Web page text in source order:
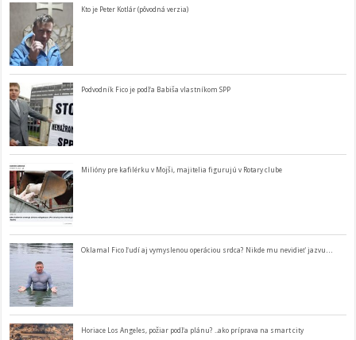
Kto je Peter Kotlár (pôvodná verzia)
Podvodník Fico je podľa Babiša vlastníkom SPP
Milióny pre kafilérku v Mojši, majitelia figurujú v Rotary clube
Oklamal Fico ľudí aj vymyslenou operáciou srdca? Nikde mu nevidieť jazvu…
Horiace Los Angeles, požiar podľa plánu? ..ako príprava na smart city